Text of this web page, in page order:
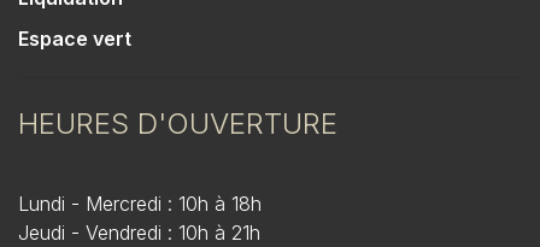
Espace vert
HEURES D'OUVERTURE
Lundi - Mercredi : 10h à 18h
Jeudi - Vendredi : 10h à 21h